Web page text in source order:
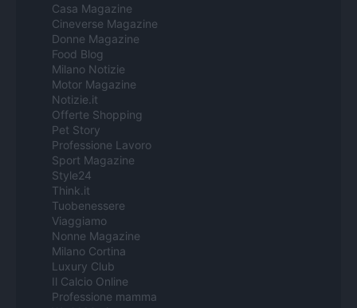
Casa Magazine
Cineverse Magazine
Donne Magazine
Food Blog
Milano Notizie
Motor Magazine
Notizie.it
Offerte Shopping
Pet Story
Professione Lavoro
Sport Magazine
Style24
Think.it
Tuobenessere
Viaggiamo
Nonne Magazine
Milano Cortina
Luxury Club
Il Calcio Online
Professione mamma